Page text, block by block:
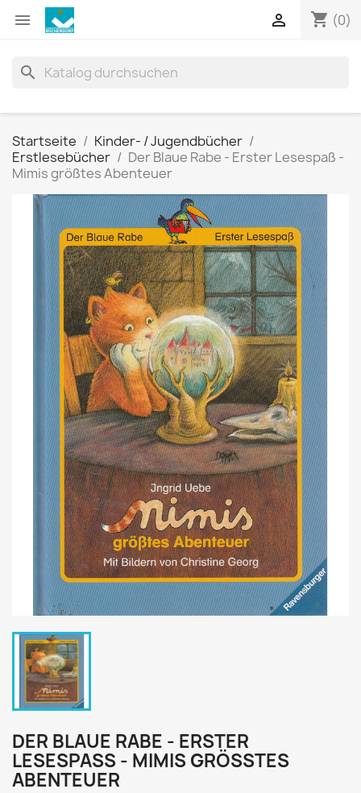
 shopping_cart (0)

search
Startseite
Kinder- / Jugendbücher
Erstlesebücher
Der Blaue Rabe - Erster Lesespaß -
Mimis größtes Abenteuer
DER BLAUE RABE - ERSTER
LESESPASS - MIMIS GRÖSSTES AB
ENTEUER